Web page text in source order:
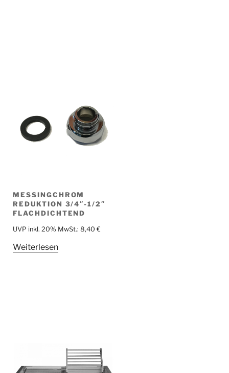
MESSINGCHROM
REDUKTION 3/4″-1/2″
FLACHDICHTEND
UVP inkl. 20% MwSt.:8,40€
Weiterlesen